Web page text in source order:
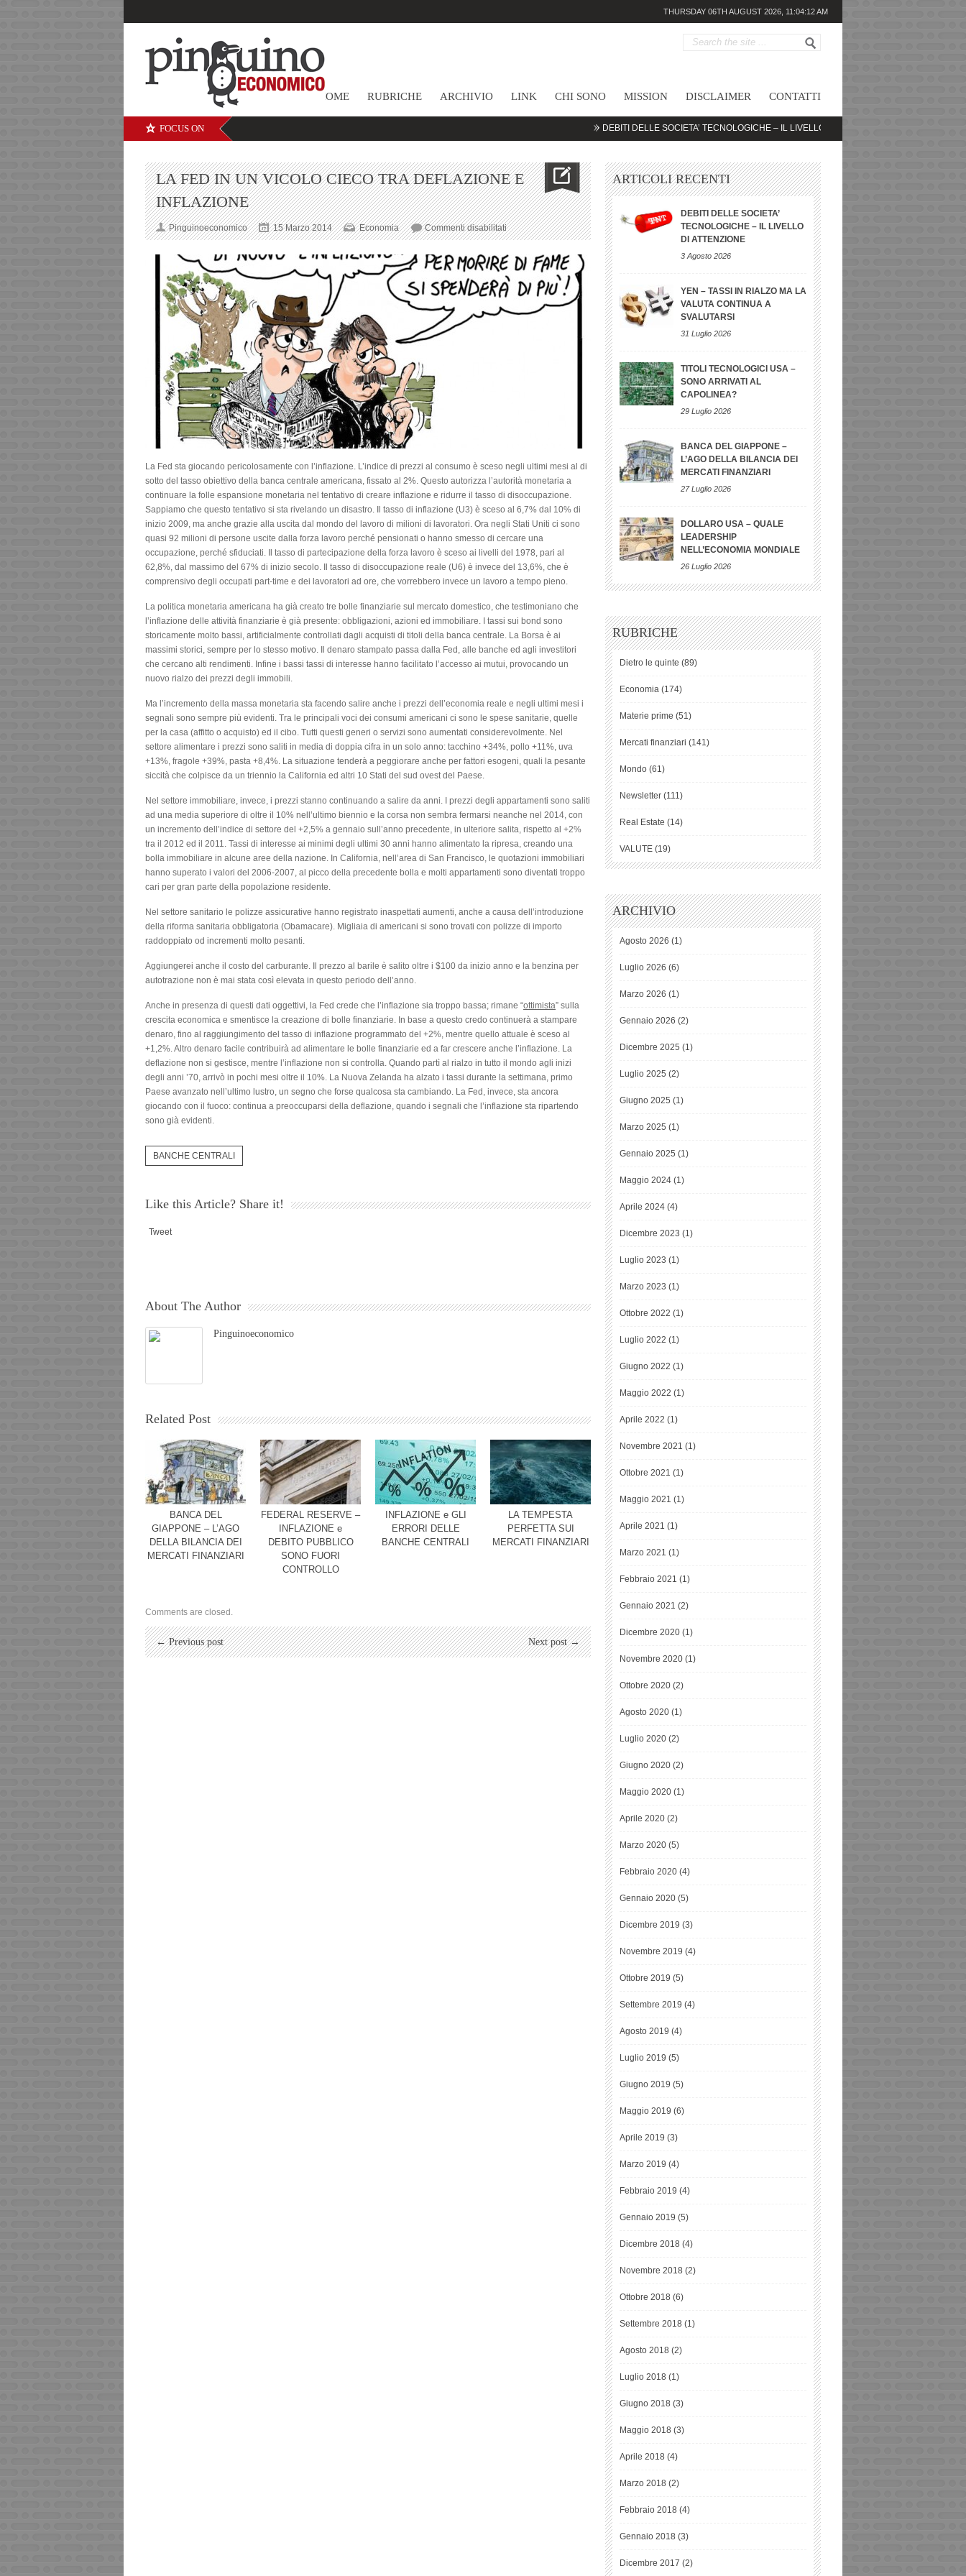
THURSDAY 06TH AUGUST 2026, 11:04:12 AM
HOME RUBRICHE ARCHIVIO LINK CHI SONO MISSION DISCLAIMER CONTATTI
FOCUS ON DEBITI DELLE SOCIETA’ TECNOLOGICHE – IL LIVELLO DI ATTENZIONE
LA FED IN UN VICOLO CIECO TRA DEFLAZIONE E
INFLAZIONE
Pinguinoeconomico 15 Marzo 2014 Economia Commenti disabilitatisu
LA
FED
IN
UN
VICOLO
CIECO
La Fed sta giocando pericolosamente con l’inflazione. L’indice di prezzi al consumo è sceso negli ultimi mesi al di
sotto del tasso obiettivo della banca centrale americana, fissato al 2%. Questo autorizza l’autorità monetaria a
continuare la folle espansione monetaria nel tentativo di creare inflazione e ridurre il tasso di disoccupazione.
Sappiamo che questo tentativo si sta rivelando un disastro. Il tasso di inflazione (U3) è sceso al 6,7% dal 10% di
inizio 2009, ma anche grazie alla uscita dal mondo del lavoro di milioni di lavoratori. Ora negli Stati Uniti ci sono
quasi 92 milioni di persone uscite dalla forza lavoro perché pensionati o hanno smesso di cercare una
occupazione, perché sfiduciati. Il tasso di partecipazione della forza lavoro è sceso ai livelli del 1978, pari al
62,8%, dal massimo del 67% di inizio secolo. Il tasso di disoccupazione reale (U6) è invece del 13,6%, che è
comprensivo degli occupati part-time e dei lavoratori ad ore, che vorrebbero invece un lavoro a tempo pieno.
La politica monetaria americana ha già creato tre bolle finanziarie sul mercato domestico, che testimoniano che
l’inflazione delle attività finanziarie è già presente: obbligazioni, azioni ed immobiliare. I tassi sui bond sono
storicamente molto bassi, artificialmente controllati dagli acquisti di titoli della banca centrale. La Borsa è ai
massimi storici, sempre per lo stesso motivo. Il denaro stampato passa dalla Fed, alle banche ed agli investitori
che cercano alti rendimenti. Infine i bassi tassi di interesse hanno facilitato l’accesso ai mutui, provocando un
nuovo rialzo dei prezzi degli immobili.
Ma l’incremento della massa monetaria sta facendo salire anche i prezzi dell’economia reale e negli ultimi mesi i
segnali sono sempre più evidenti. Tra le principali voci dei consumi americani ci sono le spese sanitarie, quelle
per la casa (affitto o acquisto) ed il cibo. Tutti questi generi o servizi sono aumentati considerevolmente. Nel
settore alimentare i prezzi sono saliti in media di doppia cifra in un solo anno: tacchino +34%, pollo +11%, uva
+13%, fragole +39%, pasta +8,4%. La situazione tenderà a peggiorare anche per fattori esogeni, quali la pesante
siccità che colpisce da un triennio la California ed altri 10 Stati del sud ovest del Paese.
Nel settore immobiliare, invece, i prezzi stanno continuando a salire da anni. I prezzi degli appartamenti sono saliti
ad una media superiore di oltre il 10% nell’ultimo biennio e la corsa non sembra fermarsi neanche nel 2014, con
un incremento dell’indice di settore del +2,5% a gennaio sull’anno precedente, in ulteriore salita, rispetto al +2%
tra il 2012 ed il 2011. Tassi di interesse ai minimi degli ultimi 30 anni hanno alimentato la ripresa, creando una
bolla immobiliare in alcune aree della nazione. In California, nell’area di San Francisco, le quotazioni immobiliari
hanno superato i valori del 2006-2007, al picco della precedente bolla e molti appartamenti sono diventati troppo
cari per gran parte della popolazione residente.
Nel settore sanitario le polizze assicurative hanno registrato inaspettati aumenti, anche a causa dell’introduzione
della riforma sanitaria obbligatoria (Obamacare). Migliaia di americani si sono trovati con polizze di importo
raddoppiato od incrementi molto pesanti.
Aggiungerei anche il costo del carburante. Il prezzo al barile è salito oltre i $100 da inizio anno e la benzina per
autotrazione non è mai stata così elevata in questo periodo dell’anno.
Anche in presenza di questi dati oggettivi, la Fed crede che l’inflazione sia troppo bassa; rimane “ottimista” sulla
crescita economica e smentisce la creazione di bolle finanziarie. In base a questo credo continuerà a stampare
denaro, fino al raggiungimento del tasso di inflazione programmato del +2%, mentre quello attuale è sceso al
+1,2%. Altro denaro facile contribuirà ad alimentare le bolle finanziarie ed a far crescere anche l’inflazione. La
deflazione non si gestisce, mentre l’inflazione non si controlla. Quando partì al rialzo in tutto il mondo agli inizi
degli anni ’70, arrivò in pochi mesi oltre il 10%. La Nuova Zelanda ha alzato i tassi durante la settimana, primo
Paese avanzato nell’ultimo lustro, un segno che forse qualcosa sta cambiando. La Fed, invece, sta ancora
giocando con il fuoco: continua a preoccuparsi della deflazione, quando i segnali che l’inflazione sta ripartendo
sono già evidenti.
BANCHE CENTRALI
Like this Article? Share it!
Tweet
About The Author
Pinguinoeconomico
Related Post
BANCA DEL
GIAPPONE – L’AGO
DELLA BILANCIA DEI
MERCATI FINANZIARI
FEDERAL RESERVE –
INFLAZIONE e
DEBITO PUBBLICO
SONO FUORI
CONTROLLO
INFLAZIONE e GLI
ERRORI DELLE
BANCHE CENTRALI
LA TEMPESTA
PERFETTA SUI
MERCATI FINANZIARI
Comments are closed.
← Previous post Next post →
ARTICOLI RECENTI
DEBITI DELLE SOCIETA’
TECNOLOGICHE – IL LIVELLO
DI ATTENZIONE
3 Agosto 2026
YEN – TASSI IN RIALZO MA LA
VALUTA CONTINUA A
SVALUTARSI
31 Luglio 2026
TITOLI TECNOLOGICI USA –
SONO ARRIVATI AL
CAPOLINEA?
29 Luglio 2026
BANCA DEL GIAPPONE –
L’AGO DELLA BILANCIA DEI
MERCATI FINANZIARI
27 Luglio 2026
DOLLARO USA – QUALE
LEADERSHIP
NELL’ECONOMIA MONDIALE
26 Luglio 2026
RUBRICHE
Dietro le quinte (89)
Economia (174)
Materie prime (51)
Mercati finanziari (141)
Mondo (61)
Newsletter (111)
Real Estate (14)
VALUTE (19)
ARCHIVIO
Agosto 2026 (1)
Luglio 2026 (6)
Marzo 2026 (1)
Gennaio 2026 (2)
Dicembre 2025 (1)
Luglio 2025 (2)
Giugno 2025 (1)
Marzo 2025 (1)
Gennaio 2025 (1)
Maggio 2024 (1)
Aprile 2024 (4)
Dicembre 2023 (1)
Luglio 2023 (1)
Marzo 2023 (1)
Ottobre 2022 (1)
Luglio 2022 (1)
Giugno 2022 (1)
Maggio 2022 (1)
Aprile 2022 (1)
Novembre 2021 (1)
Ottobre 2021 (1)
Maggio 2021 (1)
Aprile 2021 (1)
Marzo 2021 (1)
Febbraio 2021 (1)
Gennaio 2021 (2)
Dicembre 2020 (1)
Novembre 2020 (1)
Ottobre 2020 (2)
Agosto 2020 (1)
Luglio 2020 (2)
Giugno 2020 (2)
Maggio 2020 (1)
Aprile 2020 (2)
Marzo 2020 (5)
Febbraio 2020 (4)
Gennaio 2020 (5)
Dicembre 2019 (3)
Novembre 2019 (4)
Ottobre 2019 (5)
Settembre 2019 (4)
Agosto 2019 (4)
Luglio 2019 (5)
Giugno 2019 (5)
Maggio 2019 (6)
Aprile 2019 (3)
Marzo 2019 (4)
Febbraio 2019 (4)
Gennaio 2019 (5)
Dicembre 2018 (4)
Novembre 2018 (2)
Ottobre 2018 (6)
Settembre 2018 (1)
Agosto 2018 (2)
Luglio 2018 (1)
Giugno 2018 (3)
Maggio 2018 (3)
Aprile 2018 (4)
Marzo 2018 (2)
Febbraio 2018 (4)
Gennaio 2018 (3)
Dicembre 2017 (2)